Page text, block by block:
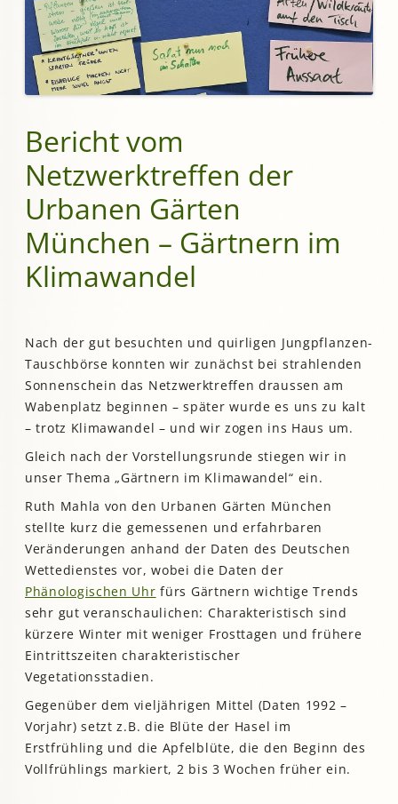
Bericht vom
Netzwerktreffen der
Urbanen Gärten
München – Gärtnern im
Klimawandel
Nach der gut besuchten und quirligen Jungpflanzen-
Tauschbörse konnten wir zunächst bei strahlenden
Sonnenschein das Netzwerktreffen draussen am
Wabenplatz beginnen – später wurde es uns zu kalt
– trotz Klimawandel – und wir zogen ins Haus um.
Gleich nach der Vorstellungsrunde stiegen wir in
unser Thema „Gärtnern im Klimawandel“ ein.
Ruth Mahla von den Urbanen Gärten München
stellte kurz die gemessenen und erfahrbaren
Veränderungen anhand der Daten des Deutschen
Wettedienstes vor, wobei die Daten der
Phänologischen Uhr fürs Gärtnern wichtige Trends
sehr gut veranschaulichen: Charakteristisch sind
kürzere Winter mit weniger Frosttagen und frühere
Eintrittszeiten charakteristischer
Vegetationsstadien.
Gegenüber dem vieljährigen Mittel (Daten 1992 –
Vorjahr) setzt z.B. die Blüte der Hasel im
Erstfrühling und die Apfelblüte, die den Beginn des
Vollfrühlings markiert, 2 bis 3 Wochen früher ein.